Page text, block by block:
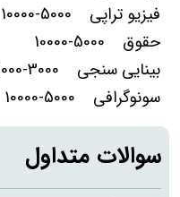
فیزیو تراپی 5000-10000
حقوق 5000-10000
بینایی سنجی 3000-5000
سونوگرافی 5000-10000
سوالات متداول